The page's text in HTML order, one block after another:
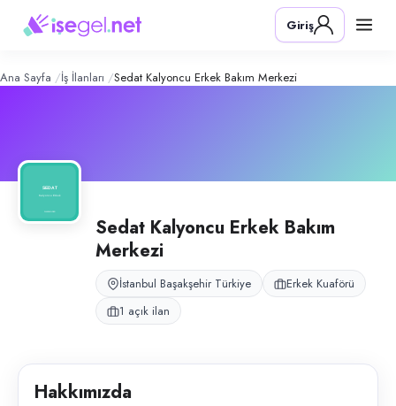
Kalyoncu Erkek Bakım Merkezi
Konum:
Sedat Kalyoncu Erkek Bakım Merkezi, İstanbul Başakşehir
Giriş
Ana Sayfa İş İlanları Sedat Kalyoncu Erkek Bakım Merkezi
Sedat Kalyoncu Erkek Bakım
Merkezi
İstanbul Başakşehir Türkiye
Erkek Kuaförü
1 açık ilan
Hakkımızda